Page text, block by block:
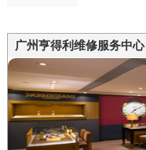
广州亨得利维修服务中心